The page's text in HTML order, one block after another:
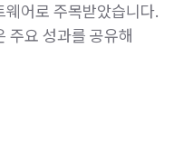
어로 주목받았습니다.
주요 성과를 공유해